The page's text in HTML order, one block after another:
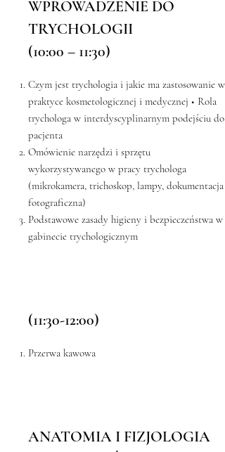
WPROWADZENIE DO
TRYCHOLOGII
(10:00 – 11:30)
Czym jest trychologia i jakie ma zastosowanie w
praktyce kosmetologicznej i medycznej • Rola
trychologa w interdyscyplinarnym podejściu do
pacjenta
Omówienie narzędzi i sprzętu
wykorzystywanego w pracy trychologa
(mikrokamera, trichoskop, lampy, dokumentacja
fotograficzna)
Podstawowe zasady higieny i bezpieczeństwa w
gabinecie trychologicznym
(11:30-12:00)
Przerwa kawowa
ANATOMIA I FIZJOLOGIA